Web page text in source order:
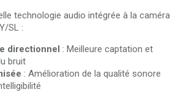
technologie audio intégrée à la caméra
SL :
directionnel : Meilleure captation et
bruit
: Amélioration de la qualité sonore